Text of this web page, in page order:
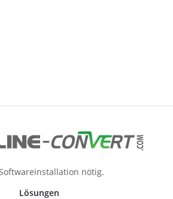
nötig.
Lösungen